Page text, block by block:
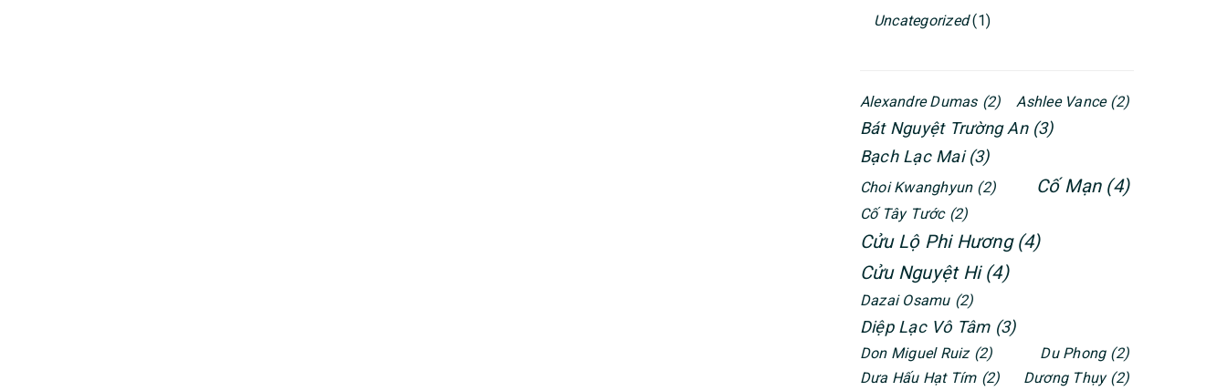
Uncategorized(1)
Alexandre Dumas (2) Ashlee Vance (2)
Bát Nguyệt Trường An (3)
Bạch Lạc Mai (3)
Choi Kwanghyun (2) Cố Mạn (4)
Cố Tây Tước (2)
Cửu Lộ Phi Hương (4)
Cửu Nguyệt Hi (4)
Dazai Osamu (2)
Diệp Lạc Vô Tâm (3)
Don Miguel Ruiz (2) Du Phong (2)
Dưa Hấu Hạt Tím (2) Dương Thụy (2)